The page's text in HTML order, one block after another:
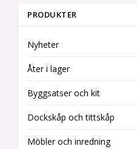
PRODUKTER
Nyheter
Åter i lager
Byggsatser och kit
Dockskåp och tittskåp
Möbler och inredning